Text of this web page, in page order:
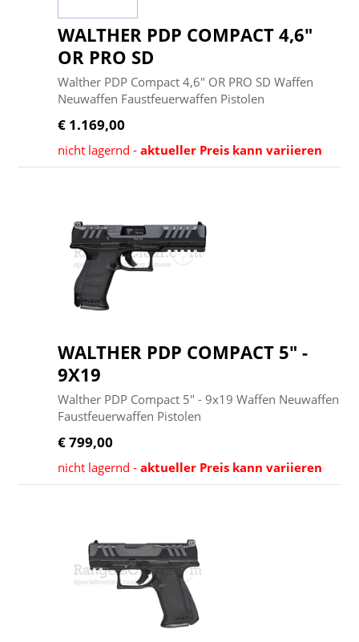
WALTHER PDP COMPACT 4,6"
OR PRO SD
Walther PDP Compact 4,6" OR PRO SD Waffen
Neuwaffen Faustfeuerwaffen Pistolen
€ 1.169,00
nicht lagernd -aktueller Preis kann variieren
WALTHER PDP COMPACT 5" -
9X19
Walther PDP Compact 5" - 9x19 Waffen Neuwaffen
Faustfeuerwaffen Pistolen
€ 799,00
nicht lagernd -aktueller Preis kann variieren